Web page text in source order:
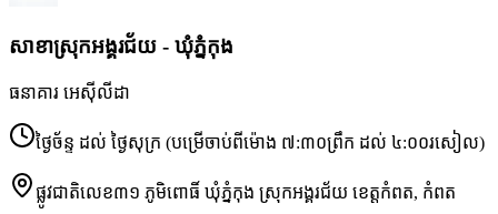
សាខា​ស្រុកអង្គរជ័យ - ឃុំភ្នំកុង
ធនាគារ អេស៊ីលីដា
ថ្ងៃច័ន្ទ ដល់ ថ្ងៃសុក្រ (បម្រើចាប់ពីម៉ោង ៧:៣០ព្រឹក ដល់ ៤:០០រសៀល)
ផ្លូវជាតិលេខ៣១ ភូមិពោធិ៍ ឃុំភ្នំកុង ស្រុកអង្គរជ័យ ខេត្តកំពត, កំពត